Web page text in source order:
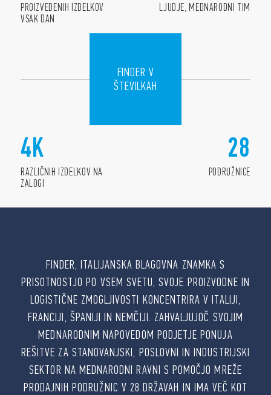
FINDER V
ŠTEVILKAH
PROIZVEDENIH IZDELKOV
VSAK DAN
LJUDJE, MEDNARODNI TIM
4K
RAZLIČNIH IZDELKOV NA
ZALOGI
28
PODRUŽNICE
FINDER, ITALIJANSKA BLAGOVNA ZNAMKA S
PRISOTNOSTJO PO VSEM SVETU, SVOJE PROIZVODNE IN
LOGISTIČNE ZMOGLJIVOSTI KONCENTRIRA V ITALIJI,
FRANCIJI, ŠPANIJI IN NEMČIJI. ZAHVALJUJOČ SVOJIM
MEDNARODNIM NAPOVEDOM PODJETJE PONUJA
REŠITVE ZA STANOVANJSKI, POSLOVNI IN INDUSTRIJSKI
SEKTOR NA MEDNARODNI RAVNI S POMOČJO MREŽE
PRODAJNIH PODRUŽNIC V 28 DRŽAVAH IN IMA VEČ KOT